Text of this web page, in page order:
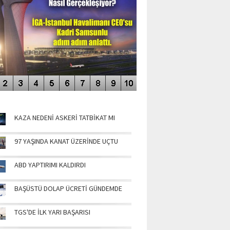
KAZA NEDENİ ASKERİ TATBİKAT MI
97 YAŞINDA KANAT ÜZERİNDE UÇTU
ABD YAPTIRIMI KALDIRDI
BAŞÜSTÜ DOLAP ÜCRETİ GÜNDEMDE
TGS'DE İLK YARI BAŞARISI